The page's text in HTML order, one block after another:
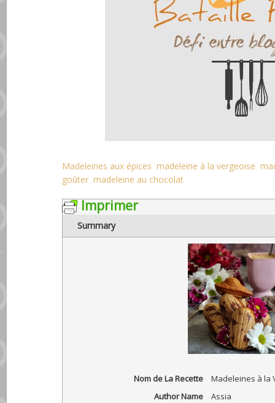
Madeleines aux épices madeleine à la vergeoise
goûter madeleine au chocolat
Imprimer
Summary
Nom de La Recette
Madeleines à la
Author Name
Assia